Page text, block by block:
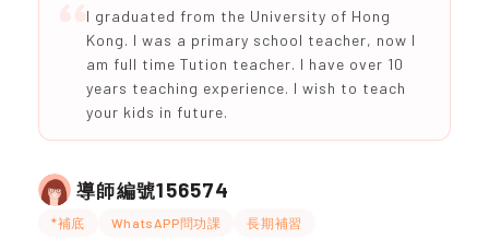
I graduated from the University of Hong
Kong. I was a primary school teacher, now I
am full time Tution teacher. I have over 10
years teaching experience. I wish to teach
your kids in future.
導師編號156574
*補底 WhatsAPP問功課 長期補習